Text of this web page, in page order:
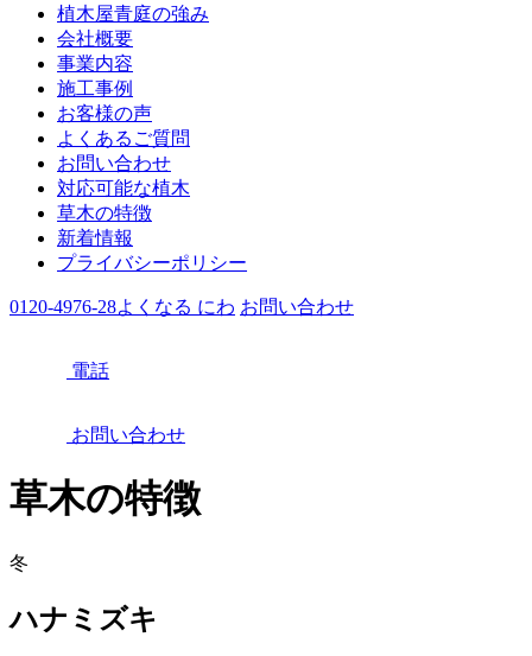
植木屋青庭の強み
会社概要
事業内容
施工事例
お客様の声
よくあるご質問
お問い合わせ
対応可能な植木
草木の特徴
新着情報
プライバシーポリシー
0120-4976-28よくなる にわ お問い合わせ
電話
お問い合わせ
草木の特徴
冬
ハナミズキ